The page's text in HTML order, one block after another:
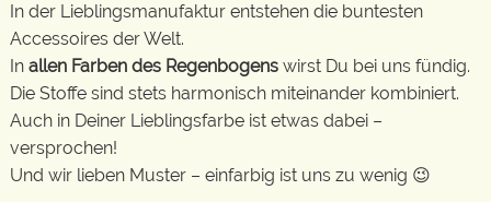
In der Lieblingsmanufaktur entstehen die buntesten
Accessoires der Welt.
In allen Farben des Regenbogens wirst Du bei uns fündig.
Die Stoffe sind stets harmonisch miteinander kombiniert.
Auch in Deiner Lieblingsfarbe ist etwas dabei –
versprochen!
Und wir lieben Muster – einfarbig ist uns zu wenig 😉